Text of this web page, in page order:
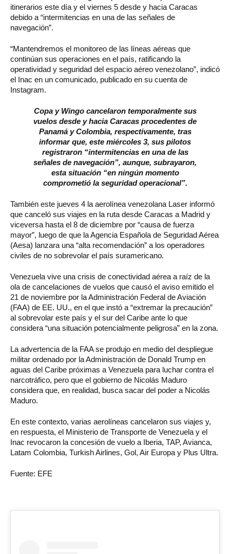
itinerarios este día y el viernes 5 desde y hacia Caracas
debido a “intermitencias en una de las señales de
navegación”.
“Mantendremos el monitoreo de las líneas aéreas que
continúan sus operaciones en el país, ratificando la
operatividad y seguridad del espacio aéreo venezolano”, indicó
el Inac en un comunicado, publicado en su cuenta de
Instagram.
Copa y Wingo cancelaron temporalmente sus
vuelos desde y hacia Caracas procedentes de
Panamá y Colombia, respectivamente, tras
informar que, este miércoles 3, sus pilotos
registraron “intermitencias en una de las
señales de navegación”, aunque, subrayaron,
esta situación “en ningún momento
comprometió la seguridad operacional”.
También este jueves 4 la aerolínea venezolana Laser informó
que canceló sus viajes en la ruta desde Caracas a Madrid y
viceversa hasta el 8 de diciembre por “causa de fuerza
mayor”, luego de que la Agencia Española de Seguridad Aérea
(Aesa) lanzara una “alta recomendación” a los operadores
civiles de no sobrevolar el país suramericano.
Venezuela vive una crisis de conectividad aérea a raíz de la
ola de cancelaciones de vuelos que causó el aviso emitido el
21 de noviembre por la Administración Federal de Aviación
(FAA) de EE. UU., en el que instó a “extremar la precaución”
al sobrevolar este país y el sur del Caribe ante lo que
considera “una situación potencialmente peligrosa” en la zona.
La advertencia de la FAA se produjo en medio del despliegue
militar ordenado por la Administración de Donald Trump en
aguas del Caribe próximas a Venezuela para luchar contra el
narcotráfico, pero que el gobierno de Nicolás Maduro
considera que, en realidad, busca sacar del poder a Nicolás
Maduro.
En este contexto, varias aerolíneas cancelaron sus viajes y,
en respuesta, el Ministerio de Transporte de Venezuela y el
Inac revocaron la concesión de vuelo a Iberia, TAP, Avianca,
Latam Colombia, Turkish Airlines, Gol, Air Europa y Plus Ultra.
Fuente: EFE